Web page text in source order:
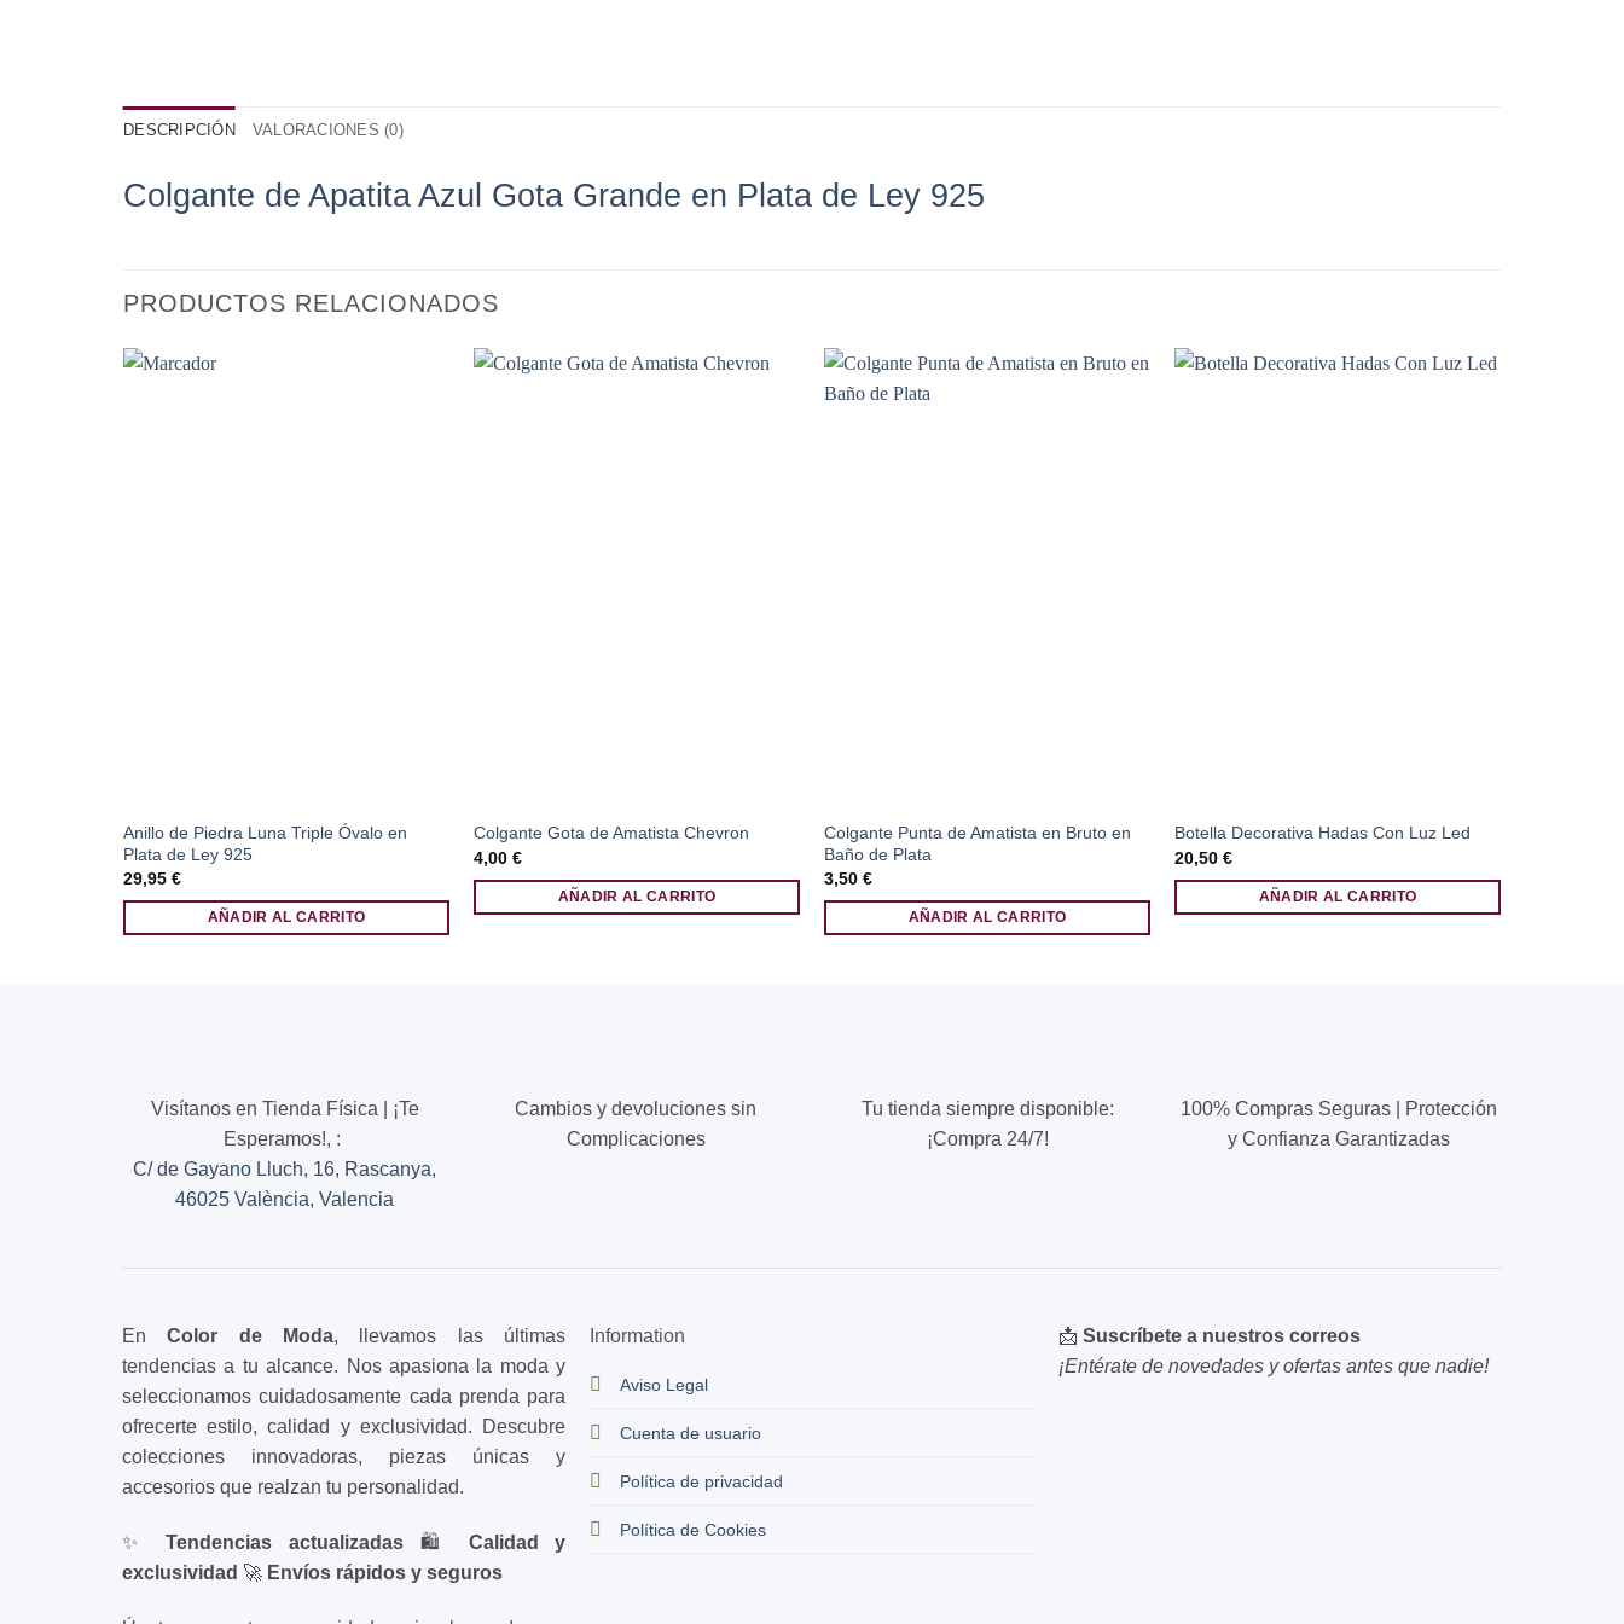
DESCRIPCIÓN VALORACIONES (0)
Colgante de Apatita Azul Gota Grande en Plata de Ley 925
PRODUCTOS RELACIONADOS
Anillo de Piedra Luna Triple Óvalo en
Plata de Ley 925
29,95 €
AÑADIR AL CARRITO
Colgante Gota de Amatista Chevron
4,00 €
AÑADIR AL CARRITO
Colgante Punta de Amatista en Bruto en
Baño de Plata
3,50 €
AÑADIR AL CARRITO
Botella Decorativa Hadas Con Luz Led
20,50 €
AÑADIR AL CARRITO
Visítanos en Tienda Física | ¡Te
Esperamos!, :
C/ de Gayano Lluch, 16, Rascanya,
46025 València, Valencia
Cambios y devoluciones sin
Complicaciones
Tu tienda siempre disponible:
¡Compra 24/7!
100% Compras Seguras | Protección
y Confianza Garantizadas
EnColor de Moda, llevamos las últimas
tendencias a tu alcance. Nos apasiona la moda y
seleccionamos cuidadosamente cada prenda para
ofrecerte estilo, calidad y exclusividad. Descubre
colecciones innovadoras, piezas únicas y
accesorios que realzan tu personalidad.
✨Tendencias actualizadas 🛍️ Calidad y
exclusividad 🚀 Envíos rápidos y seguros
Information
Aviso Legal
Cuenta de usuario
Política de privacidad
Política de Cookies
📩 Suscríbete a nuestros correos
¡Entérate de novedades y ofertas antes que nadie!